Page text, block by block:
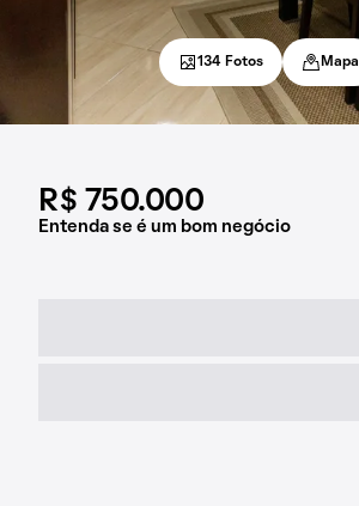
R$ 750.000
Entenda se é um bom negócio
134 Fotos Mapa